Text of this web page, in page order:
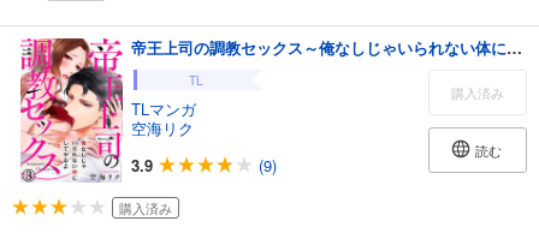
帝王上司の調教セックス～俺なしじゃいられない体にしてやるよ 3巻
TL
TLマンガ
空海リク
3.9
(9)
購入済み
読む
購入済み